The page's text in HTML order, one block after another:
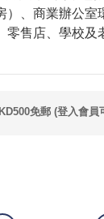
）、商業辦公室
零售店、學校及
免郵 (登入會員